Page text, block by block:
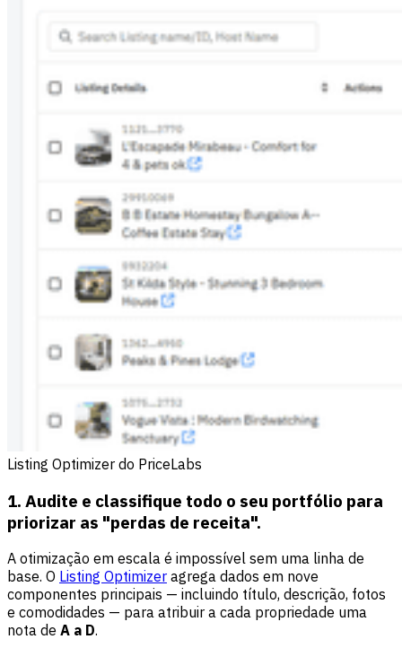
Listing Optimizer do PriceLabs
1. Audite e classifique todo o seu portfólio para
priorizar as "perdas de receita".
A otimização em escala é impossível sem uma linha de
base. O Listing Optimizer agrega dados em nove
componentes principais — incluindo título, descrição, fotos
e comodidades — para atribuir a cada propriedade uma
nota de A a D.